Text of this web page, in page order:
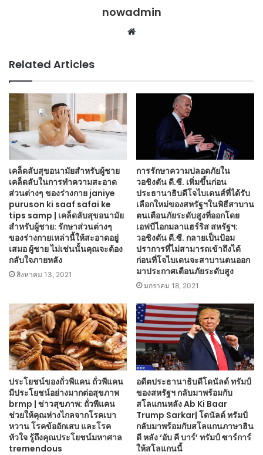
nowadmin
Website
Related Articles
เคล็ดลับสุขอนามัยสำหรับผู้ชาย
เคล็ดลับในการทำความสะอาด
ส่วนต่างๆ ของร่างกาย janiye
puruson ki saaf safai ke
tips samp | เคล็ดลับสุขอนามัย
สำหรับผู้ชาย: รักษาส่วนต่างๆ
ของร่างกายเหล่านี้ให้สะอาดอยู่
เสมอ ผู้ชาย ไม่เช่นนั้นคุณจะต้อง
กลับใจภายหลัง
สิงหาคม 13, 2021
การรักษาความปลอดภัยใน
วอชิงตัน ดี.ซี. เพิ่มขึ้นก่อน
ประธานาธิบดีโจไบเดนส์ที่ได้รับ
เลือกใหม่ของสหรัฐฯในพิธีสาบาน
ตนเตือนภัยระดับสูงที่ออกโดย
เอฟบีไอกมลาแฮร์ริส สหรัฐฯ:
วอชิงตัน ดี.ซี. กลายเป็นป้อม
ปราการที่ไม่สามารถเข้าถึงได้
ก่อนที่โจไบเดนจะสาบานตนออก
มาประกาศเตือนภัยระดับสูง
มกราคม 18, 2021
ประโยชน์ของถั่วพีแคน ถั่วพีแคน
มีประโยชน์อย่างมากต่อสุขภาพ
brmp | ข่าวสุขภาพ: ถั่วพีแคน
ช่วยให้คุณห่างไกลจากโรคเบา
หวาน โรคข้ออักเสบ และโรค
หัวใจ รู้ถึงคุณประโยชน์มหาศาล
tremendous
อดีตประธานาธิบดีโดนัลด์ ทรัมป์
ของสหรัฐฯ กลับมาพร้อมกับ
สโลแกนหลัง Ab Ki Baar
Trump Sarkar| โดนัลด์ ทรัมป์
กลับมาพร้อมกับสโลแกนภาษาฮิน
ดี หลัง ‘อับ คี บาร์’ ทรัมป์ ซาร์การ์
ให้สโลแกนนี้